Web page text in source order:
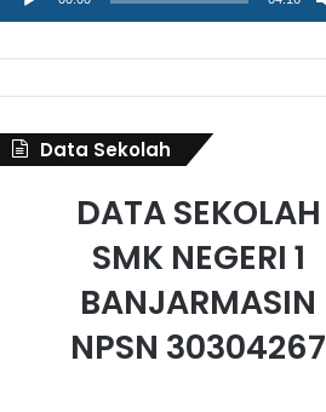
Data Sekolah
DATA SEKOLAH
SMK NEGERI 1
BANJARMASIN
NPSN 30304267